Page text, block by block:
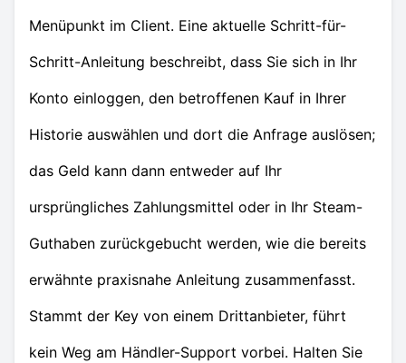
Menüpunkt im Client. Eine aktuelle Schritt-für-
Schritt-Anleitung beschreibt, dass Sie sich in Ihr
Konto einloggen, den betroffenen Kauf in Ihrer
Historie auswählen und dort die Anfrage auslösen;
das Geld kann dann entweder auf Ihr
ursprüngliches Zahlungsmittel oder in Ihr Steam-
Guthaben zurückgebucht werden, wie die bereits
erwähnte praxisnahe Anleitung zusammenfasst.
Stammt der Key von einem Drittanbieter, führt
kein Weg am Händler-Support vorbei. Halten Sie